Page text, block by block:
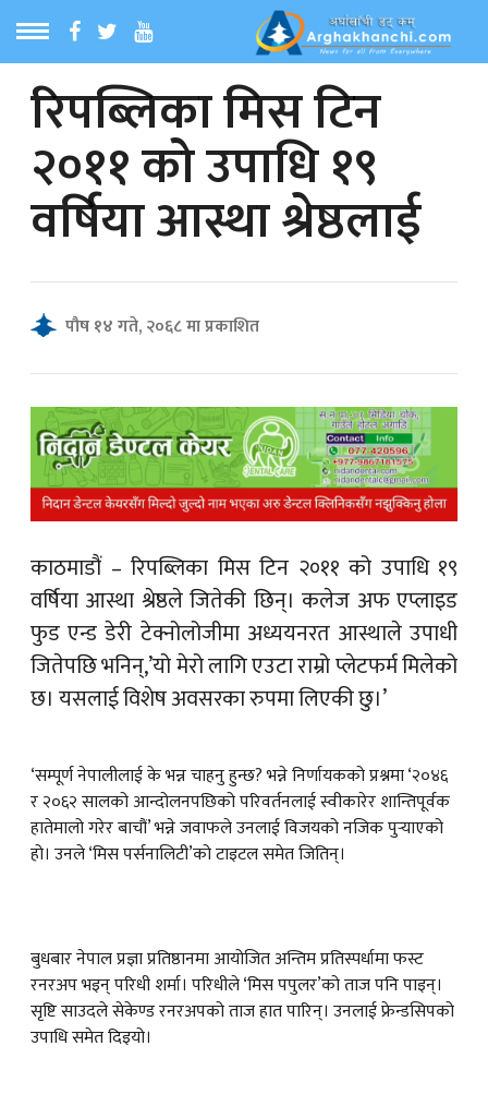
MENU
समाचार
News
रिपब्लिका मिस टिन
२०११ को उपाधि १९
वर्षिया आस्था श्रेष्ठलाई
पौष १४ गते, २०६८ मा प्रकाशित
काठमाडौं – रिपब्लिका मिस टिन २०११ को उपाधि १९
वर्षिया आस्था श्रेष्ठले जितेकी छिन्। कलेज अफ एप्लाइड
फुड एन्ड डेरी टेक्नोलोजीमा अध्ययनरत आस्थाले उपाधी
जितेपछि भनिन्,’यो मेरो लागि एउटा राम्रो प्लेटफर्म मिलेको
छ। यसलाई विशेष अवसरका रुपमा लिएकी छु।’
‘सम्पूर्ण नेपालीलाई के भन्न चाहनु हुन्छ? भन्ने निर्णायकको प्रश्नमा ‘२०४६
र २०६२ सालको आन्दोलनपछिको परिवर्तनलाई स्वीकारेर शान्तिपूर्वक
हातेमालो गरेर बाचौं’ भन्ने जवाफले उनलाई विजयको नजिक पुर्‍याएको
हो। उनले ‘मिस पर्सनालिटी’को टाइटल समेत जितिन्।
बुधबार नेपाल प्रज्ञा प्रतिष्ठानमा आयोजित अन्तिम प्रतिस्पर्धामा फस्ट
रनरअप भइन् परिधी शर्मा। परिधीले ‘मिस पपुलर’को ताज पनि पाइन्।
सृष्टि साउदले सेकेण्ड रनरअपको ताज हात पारिन्। उनलाई फ्रेन्डसिपको
उपाधि समेत दिइयो।